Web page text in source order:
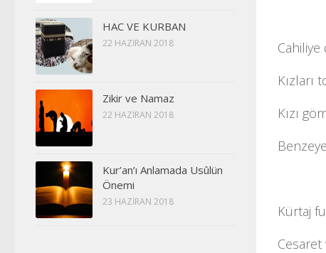
Kızları
Kızı
Kürtaj
HAC VE KURBAN
22 HAZIRAN 2018
Zikir ve Namaz
22 HAZIRAN 2018
Kur’an’ı Anlamada Usûlün
Önemi
23 HAZIRAN 2018